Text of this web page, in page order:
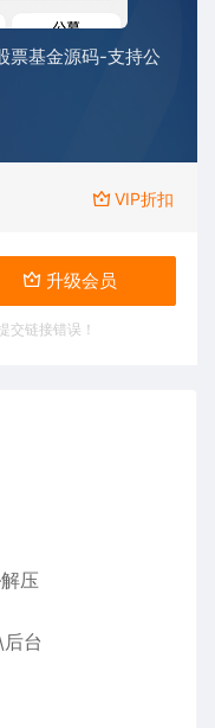
票基金源码-支持公
VIP折扣
升级会员
交链接错误！
压
台